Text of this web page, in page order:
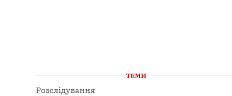
ТЕМИ
Розслідування